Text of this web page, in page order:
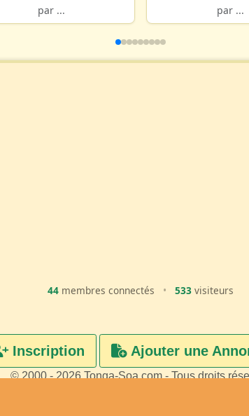
par ...
par ...
44 membres connectés • 533 visiteurs
Inscription Ajouter une
© 2000 - 2026 Tonga-Soa.com - Tous droits